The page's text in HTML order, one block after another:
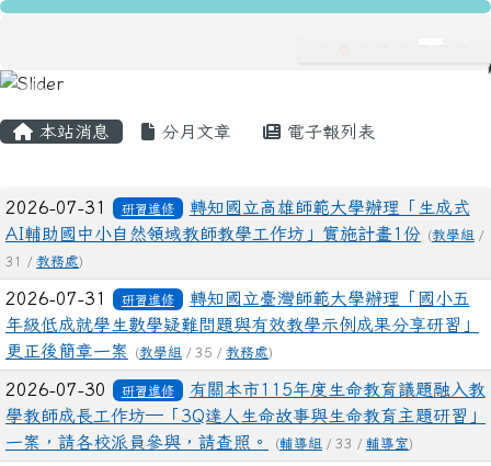
跳至主內容區
龍安國民小學
本站消息 分月文章 電子報列表
文章列表
2026-07-31 研習進修
轉知國立高雄師範大學辦理「生成式
AI輔助國中小自然領域教師教學工作坊」實施計畫1份
(教學組 /
31 / 教務處)
2026-07-31 研習進修
轉知國立臺灣師範大學辦理「國小五
年級低成就學生數學疑難問題與有效教學示例成果分享研習」
更正後簡章一案
(教學組 / 35 / 教務處)
2026-07-30 研習進修
有關本市115年度生命教育議題融入教
學教師成長工作坊─「3Q達人生命故事與生命教育主題研習」
一案，請各校派員參與，請查照。
(輔導組 / 33 / 輔導室)